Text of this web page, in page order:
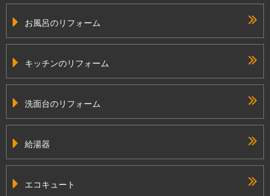
お風呂のリフォーム
キッチンのリフォーム
洗面台のリフォーム
給湯器
エコキュート